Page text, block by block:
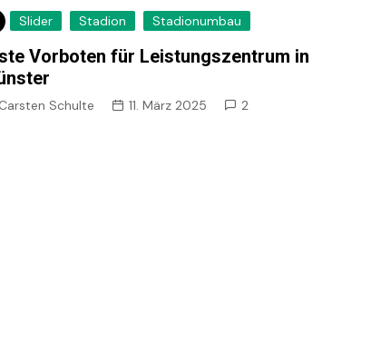
Slider Stadion Stadionumbau
Vorboten für Leistungszentrum in
Schulte 11. März 2025 2